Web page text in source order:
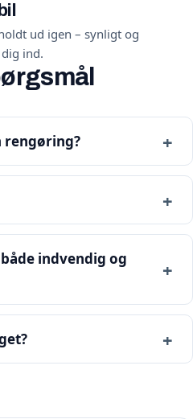
ud igen – synligt og
ind.
rengøring?
indvendig og